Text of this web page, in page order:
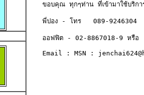
ขอบคุณ ทุกๆท่าน ที่เข้ามาใช้บริก
พี่ปอง - โทร   089-
ออฟฟิต - 02-8867018-9 หรือ
Email : MSN :